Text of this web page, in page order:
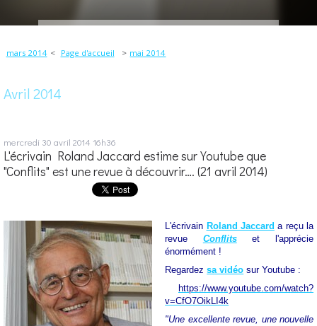
mars 2014 Page d'accueil mai 2014
Avril 2014
mercredi 30 avril 2014 16h36
L'écrivain Roland Jaccard estime sur Youtube que
"Conflits" est une revue à découvrir…. (21 avril 2014)
L'écrivain Roland Jaccard a reçu la
revue Conflitset l'apprécie
énormément !
Regardezsa vidéo sur Youtube :
https://www.youtube.com/watch?
v=CfO7OikLI4k
"Une excellente revue, une nouvelle